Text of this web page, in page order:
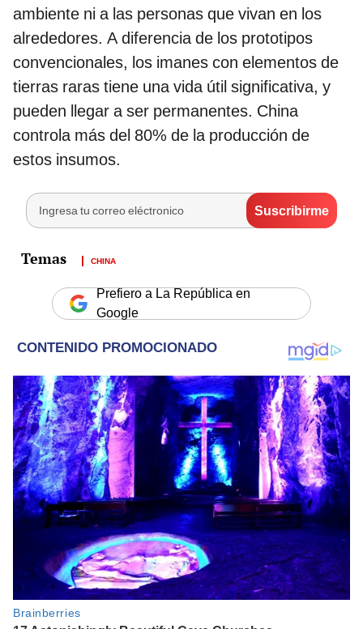
ambiente ni a las personas que vivan en los
alrededores. A diferencia de los prototipos
convencionales, los imanes con elementos de
tierras raras tiene una vida útil significativa, y
pueden llegar a ser permanentes. China
controla más del 80% de la producción de
estos insumos.
CHINA
Prefiero a La República en
Google